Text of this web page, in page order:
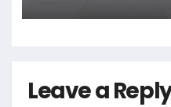
Leave a